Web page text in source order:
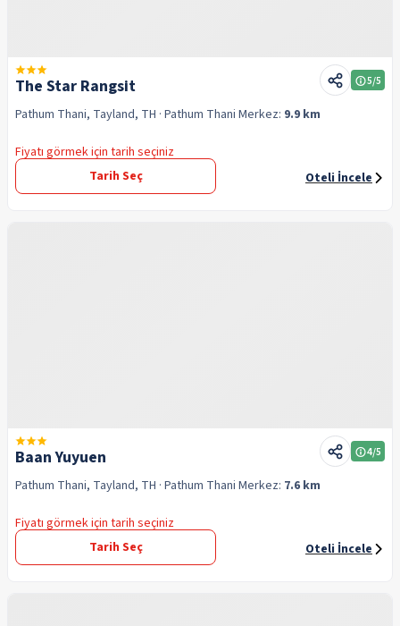
The Star Rangsit 5/5
Pathum Thani, Tayland, TH · Pathum Thani Merkez: 9.9 km
Fiyatı görmek için tarih seçiniz
Tarih Seç
Oteli İncele
Baan Yuyuen 4/5
Pathum Thani, Tayland, TH · Pathum Thani Merkez: 7.6 km
Fiyatı görmek için tarih seçiniz
Tarih Seç
Oteli İncele